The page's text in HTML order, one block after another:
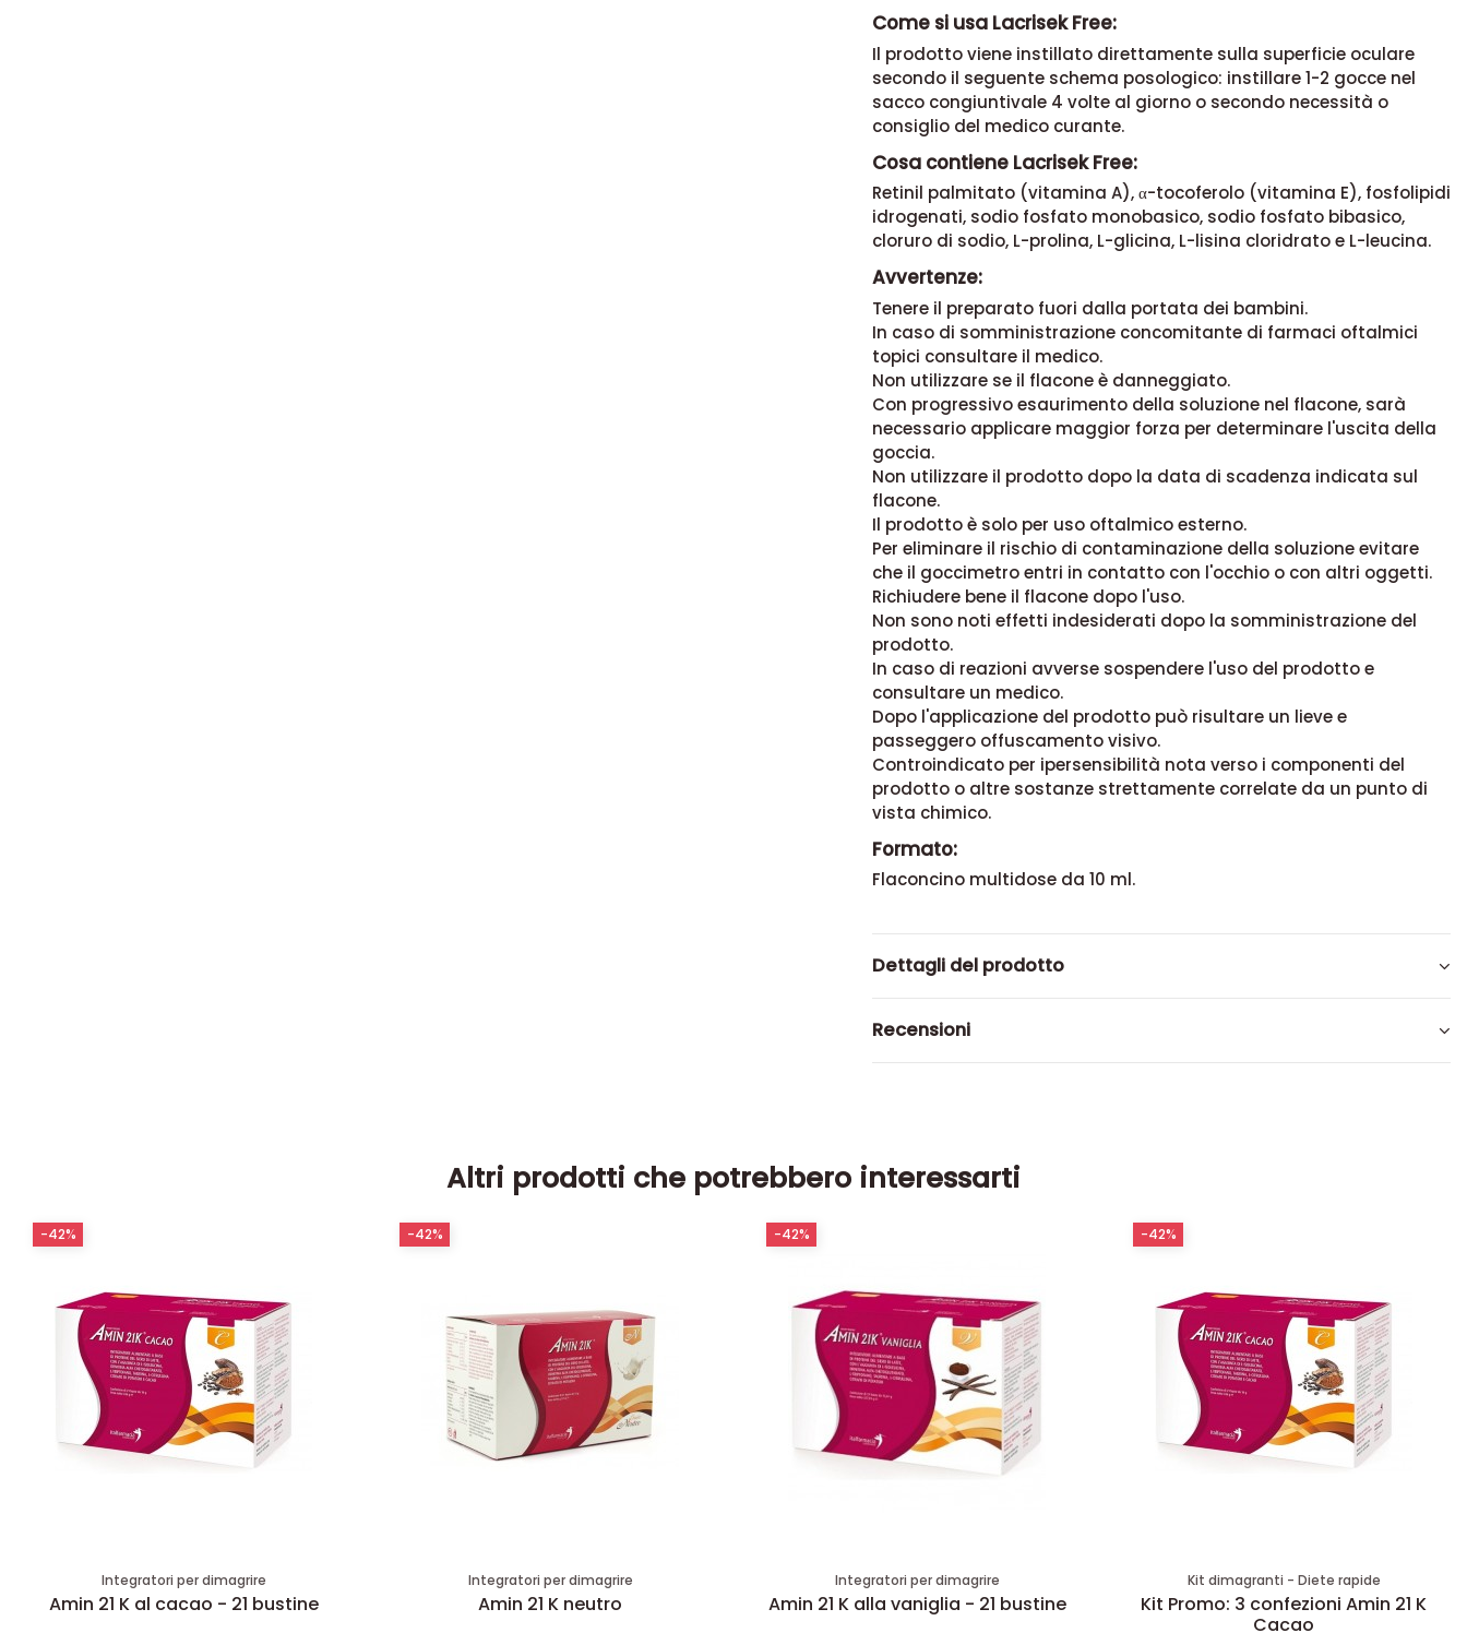
Come si usa Lacrisek Free:
Il prodotto viene instillato direttamente sulla superficie oculare
secondo il seguente schema posologico: instillare 1-2 gocce nel
sacco congiuntivale 4 volte al giorno o secondo necessità o
consiglio del medico curante.
Cosa contiene Lacrisek Free:
Retinil palmitato (vitamina A), α-tocoferolo (vitamina E), fosfolipidi
idrogenati, sodio fosfato monobasico, sodio fosfato bibasico,
cloruro di sodio, L-prolina, L-glicina, L-lisina cloridrato e L-leucina.
Avvertenze:
Tenere il preparato fuori dalla portata dei bambini.
In caso di somministrazione concomitante di farmaci oftalmici
topici consultare il medico.
Non utilizzare se il flacone è danneggiato.
Con progressivo esaurimento della soluzione nel flacone, sarà
necessario applicare maggior forza per determinare l'uscita della
goccia.
Non utilizzare il prodotto dopo la data di scadenza indicata sul
flacone.
Il prodotto è solo per uso oftalmico esterno.
Per eliminare il rischio di contaminazione della soluzione evitare
che il goccimetro entri in contatto con l'occhio o con altri oggetti.
Richiudere bene il flacone dopo l'uso.
Non sono noti effetti indesiderati dopo la somministrazione del
prodotto.
In caso di reazioni avverse sospendere l'uso del prodotto e
consultare un medico.
Dopo l'applicazione del prodotto può risultare un lieve e
passeggero offuscamento visivo.
Controindicato per ipersensibilità nota verso i componenti del
prodotto o altre sostanze strettamente correlate da un punto di
vista chimico.
Formato:
Flaconcino multidose da 10 ml.
Dettagli del prodotto
Recensioni
Altri prodotti che potrebbero interessarti
Integratori per dimagrire
Amin 21 K al cacao - 21 bustine
-42%
Integratori per dimagrire
Amin 21 K neutro
-42%
Integratori per dimagrire
Amin 21 K alla vaniglia - 21 bustine
-42%
Kit dimagranti - Diete rapide
Kit Promo: 3 confezioni Amin 21 K
Cacao
-42%